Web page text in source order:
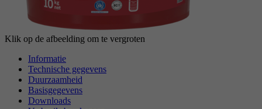
Klik op de afbeelding om te vergroten
Informatie
Technische gegevens
Duurzaamheid
Basisgegevens
Downloads